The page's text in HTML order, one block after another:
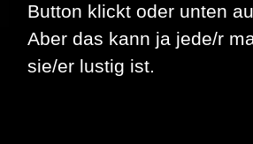
Button klickt oder unten
Aber das kann ja jede/r
sie/er lustig ist.